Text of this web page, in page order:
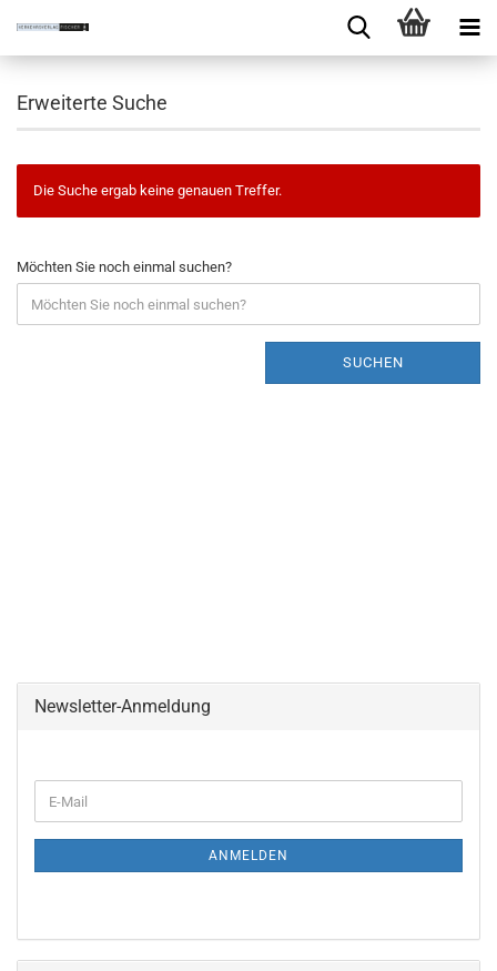
Erweiterte Suche
Die Suche ergab keine genauen Treffer.
Möchten Sie noch einmal suchen?
SUCHEN
Newsletter-Anmeldung
ANMELDEN